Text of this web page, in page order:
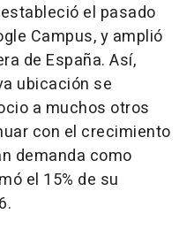
el pasado
Campus, y amplió
de España. Así,
ubicación se
a muchos otros
con el crecimiento
demanda como
el 15% de su